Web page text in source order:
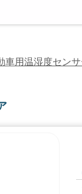
車用温湿度セン